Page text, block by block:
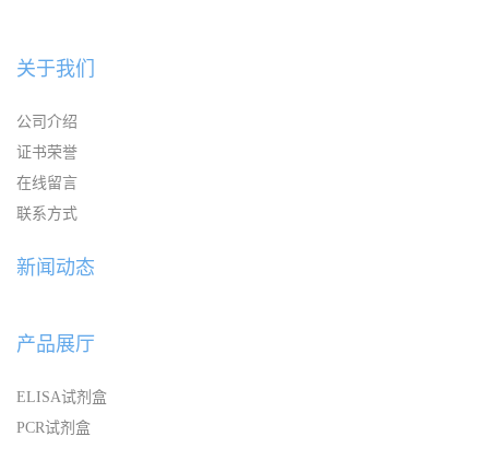
关于我们
公司介绍
证书荣誉
在线留言
联系方式
新闻动态
产品展厅
ELISA试剂盒
PCR试剂盒